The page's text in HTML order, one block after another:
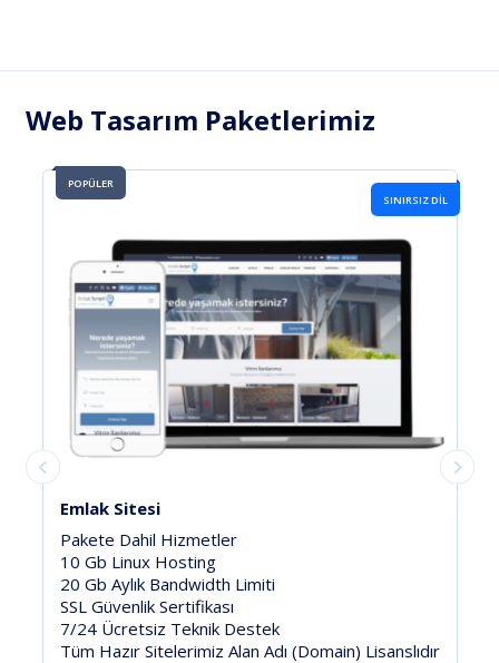
Web Tasarım Paketlerimiz
SINIRSIZ DIL
Lisanslıdır
Pakete Dahil Hizmetler
1 Yıl Ücretsiz 1Gb Linux Hosting
5 Gb Aylık Bandwidth Limiti
Ücretsiz Teknik Destek
Tüm Hazır Sitelerimiz Alan Adı (Domain)